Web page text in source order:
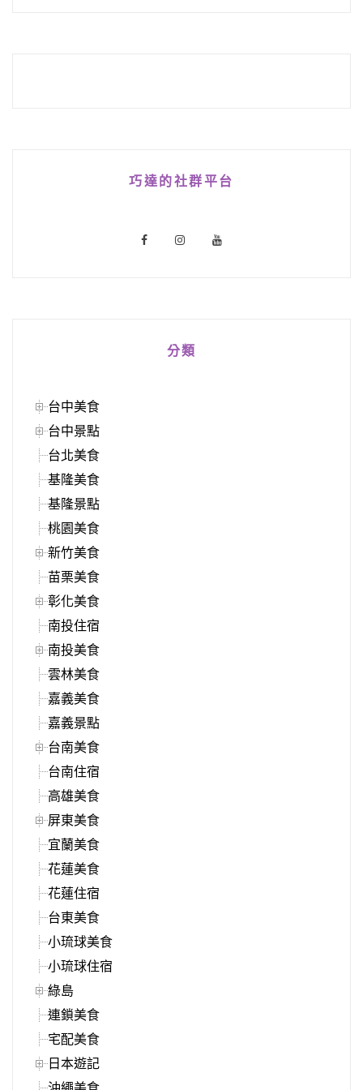
巧達的社群平台
分類
台中美食
台中景點
台北美食
基隆美食
基隆景點
桃園美食
新竹美食
苗栗美食
彰化美食
南投住宿
南投美食
雲林美食
嘉義美食
嘉義景點
台南美食
台南住宿
高雄美食
屏東美食
宜蘭美食
花蓮美食
花蓮住宿
台東美食
小琉球美食
小琉球住宿
綠島
連鎖美食
宅配美食
日本遊記